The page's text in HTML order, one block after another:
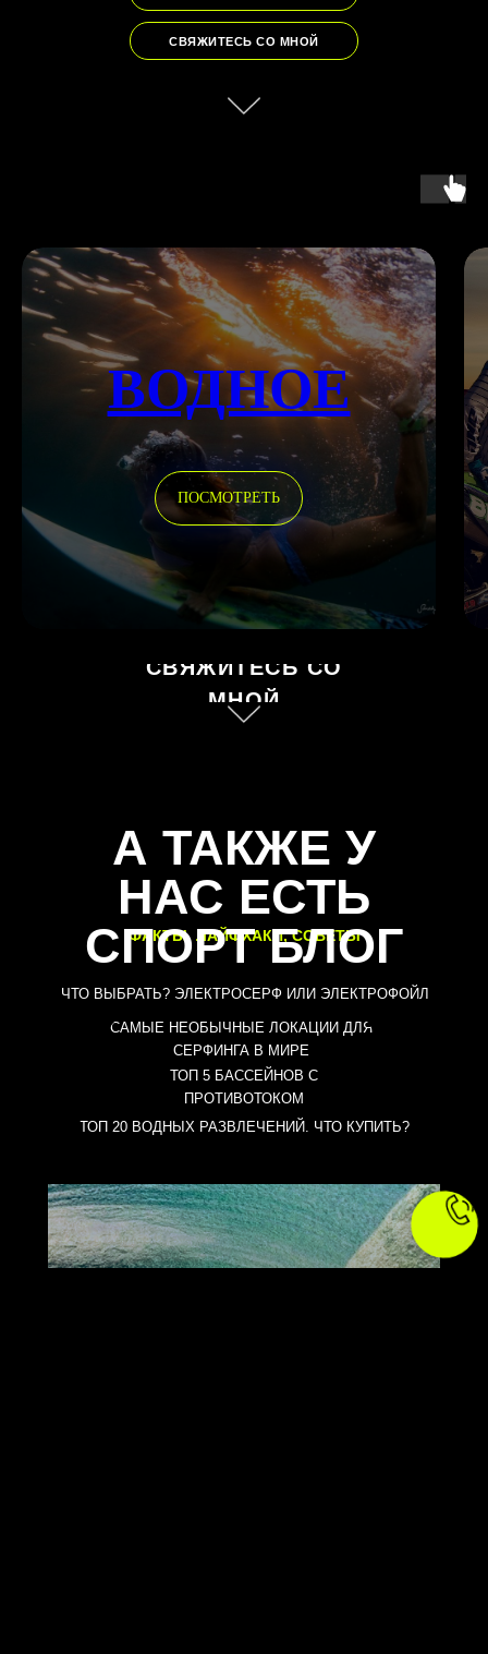
СВЯЖИТЕСЬ СО МНОЙ
ВОДНОЕ
ПОСМОТРЕТЬ
СВЯЖИТЕСЬ СО
МНОЙ
ФАКТЫ, ЛАЙФХАКИ, СОВЕТЫ
А ТАКЖЕ У
НАС ЕСТЬ
СПОРТ БЛОГ
ЧТО ВЫБРАТЬ? ЭЛЕКТРОСЕРФ ИЛИ ЭЛЕКТРОФОЙЛ
САМЫЕ НЕОБЫЧНЫЕ ЛОКАЦИИ ДЛЯ
СЕРФИНГА В МИРЕ
ТОП 5 БАССЕЙНОВ С
ПРОТИВОТОКОМ
ТОП 20 ВОДНЫХ РАЗВЛЕЧЕНИЙ. ЧТО КУПИТЬ?